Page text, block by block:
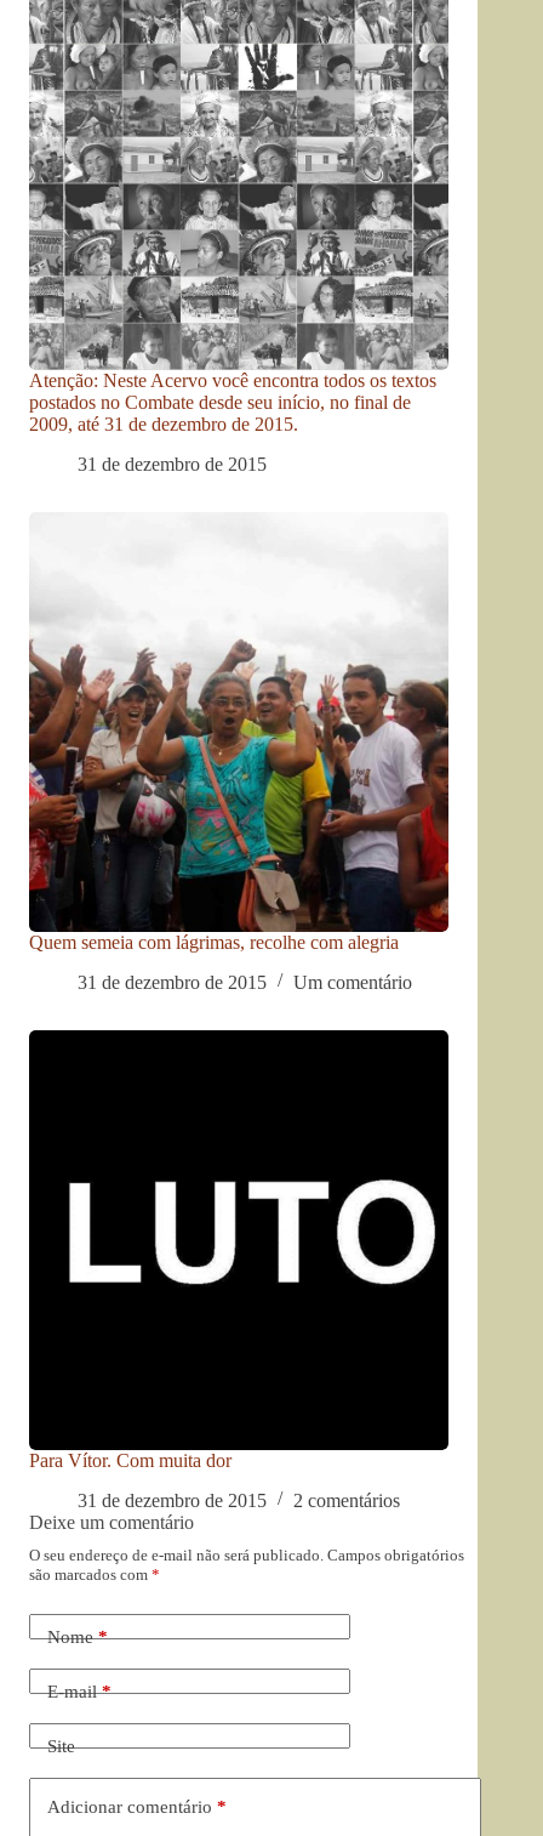
Atenção: Neste Acervo você encontra todos os textos
postados no Combate desde seu início, no final de
2009, até 31 de dezembro de 2015.
31 de dezembro de 2015
Quem semeia com lágrimas, recolhe com alegria
31 de dezembro de 2015
Um comentário
Para Vítor. Com muita dor
31 de dezembro de 2015
2 comentários
Deixe um comentário
O seu endereço de e-mail não será publicado. Campos obrigatórios
são marcados com *
Nome*
E-mail*
Site
Adicionar comentário *